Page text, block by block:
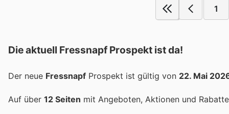
1
Die aktuell Fressnapf Prospekt ist da!
Der neue Fressnapf Prospekt ist gültig von 22. Mai
Auf über 12 Seiten mit Angeboten, Aktionen und